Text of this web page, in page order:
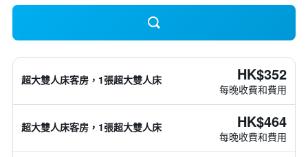
超大雙人床客房，1張超大雙人床 HK$352
每晚收費和費用
超大雙人床客房，1張超大雙人床 HK$464
每晚收費和費用